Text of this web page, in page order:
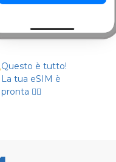
Questo è tutto!
La tua eSIM è
pronta 👌🏻